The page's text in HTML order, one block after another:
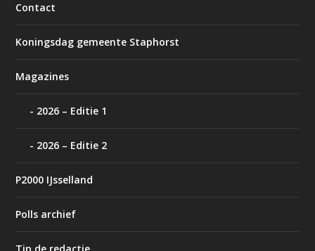
Contact
Koningsdag gemeente Staphorst
Magazines
2026 – Editie 1
2026 – Editie 2
P2000 IJsselland
Polls archief